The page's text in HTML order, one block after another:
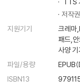
저작
지원기기
크레마
패드,
사양
파일/용량
ISBN13